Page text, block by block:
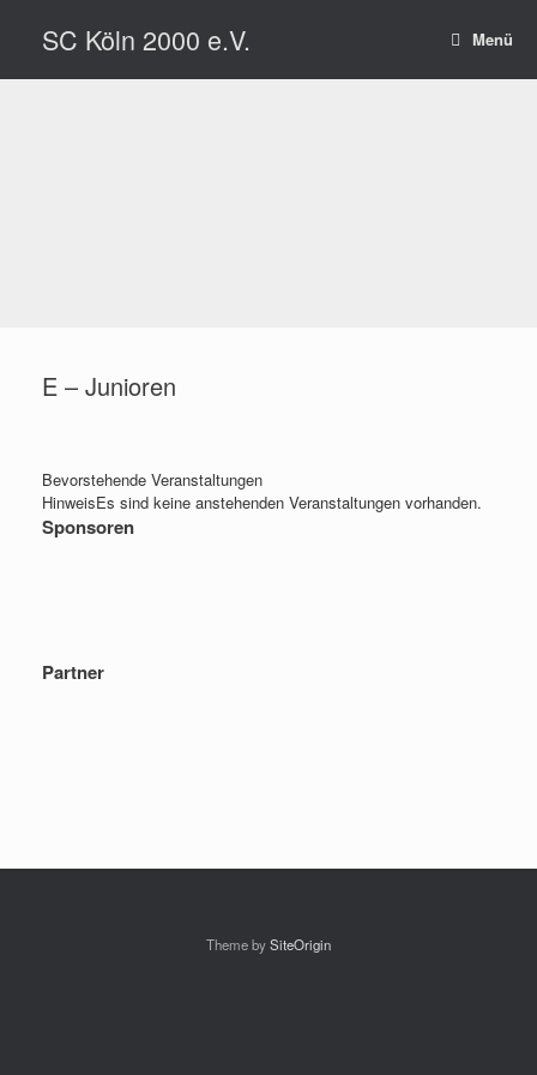
springenSC Köln 2000 e.V. Menü
E – Junioren
Bevorstehende Veranstaltungen
HinweisEs sind keine anstehenden Veranstaltungen vorhanden.
Sponsoren
Partner
Theme bySiteOrigin